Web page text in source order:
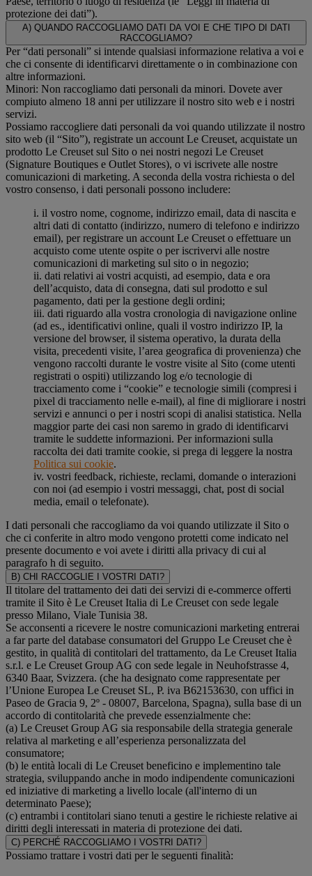
protezione dei dati”).
A) QUANDO RACCOGLIAMO DATI DA VOI E CHE TIPO DI DATI
RACCOGLIAMO?
Per “dati personali” si intende qualsiasi informazione relativa a voi e
che ci consente di identificarvi direttamente o in combinazione con
altre informazioni.
Minori: Non raccogliamo dati personali da minori. Dovete aver
compiuto almeno 18 anni per utilizzare il nostro sito web e i nostri
servizi.
Possiamo raccogliere dati personali da voi quando utilizzate il nostro
sito web (il “Sito”), registrate un account Le Creuset, acquistate un
prodotto Le Creuset sul Sito o nei nostri negozi Le Creuset
(Signature Boutiques e Outlet Stores), o vi iscrivete alle nostre
comunicazioni di marketing. A seconda della vostra richiesta o del
vostro consenso, i dati personali possono includere:
i. il vostro nome, cognome, indirizzo email, data di nascita e
altri dati di contatto (indirizzo, numero di telefono e indirizzo
email), per registrare un account Le Creuset o effettuare un
acquisto come utente ospite o per iscrivervi alle nostre
comunicazioni di marketing sul sito o in negozio;
ii. dati relativi ai vostri acquisti, ad esempio, data e ora
dell’acquisto, data di consegna, dati sul prodotto e sul
pagamento, dati per la gestione degli ordini;
iii. dati riguardo alla vostra cronologia di navigazione online
(ad es., identificativi online, quali il vostro indirizzo IP, la
versione del browser, il sistema operativo, la durata della
visita, precedenti visite, l’area geografica di provenienza) che
vengono raccolti durante le vostre visite al Sito (come utenti
registrati o ospiti) utilizzando log e/o tecnologie di
tracciamento come i “cookie” e tecnologie simili (compresi i
pixel di tracciamento nelle e-mail), al fine di migliorare i nostri
servizi e annunci o per i nostri scopi di analisi statistica. Nella
maggior parte dei casi non saremo in grado di identificarvi
tramite le suddette informazioni. Per informazioni sulla
raccolta dei dati tramite cookie, si prega di leggere la nostra
Politica sui cookie.
iv. vostri feedback, richieste, reclami, domande o interazioni
con noi (ad esempio i vostri messaggi, chat, post di social
media, email o telefonate).
I dati personali che raccogliamo da voi quando utilizzate il Sito o
che ci conferite in altro modo vengono protetti come indicato nel
presente documento e voi avete i diritti alla privacy di cui al
paragrafo h di seguito.
B) CHI RACCOGLIE I VOSTRI DATI?
Il titolare del trattamento dei dati dei servizi di e-commerce offerti
tramite il Sito è Le Creuset Italia di Le Creuset con sede legale
presso Milano, Viale Tunisia 38.
Se acconsenti a ricevere le nostre comunicazioni marketing entrerai
a far parte del database consumatori del Gruppo Le Creuset che è
gestito, in qualità di contitolari del trattamento, da Le Creuset Italia
s.r.l. e Le Creuset Group AG con sede legale in Neuhofstrasse 4,
6340 Baar, Svizzera. (che ha designato come rappresentate per
l’Unione Europea Le Creuset SL, P. iva B62153630, con uffici in
Paseo de Gracia 9, 2º - 08007, Barcelona, Spagna), sulla base di un
accordo di contitolarità che prevede essenzialmente che:
(a) Le Creuset Group AG sia responsabile della strategia generale
relativa al marketing e all’esperienza personalizzata del
consumatore;
(b) le entità locali di Le Creuset beneficino e implementino tale
strategia, sviluppando anche in modo indipendente comunicazioni
ed iniziative di marketing a livello locale (all'interno di un
determinato Paese);
(c) entrambi i contitolari siano tenuti a gestire le richieste relative ai
diritti degli interessati in materia di protezione dei dati.
C) PERCHÉ RACCOGLIAMO I VOSTRI DATI?
Possiamo trattare i vostri dati per le seguenti finalità: